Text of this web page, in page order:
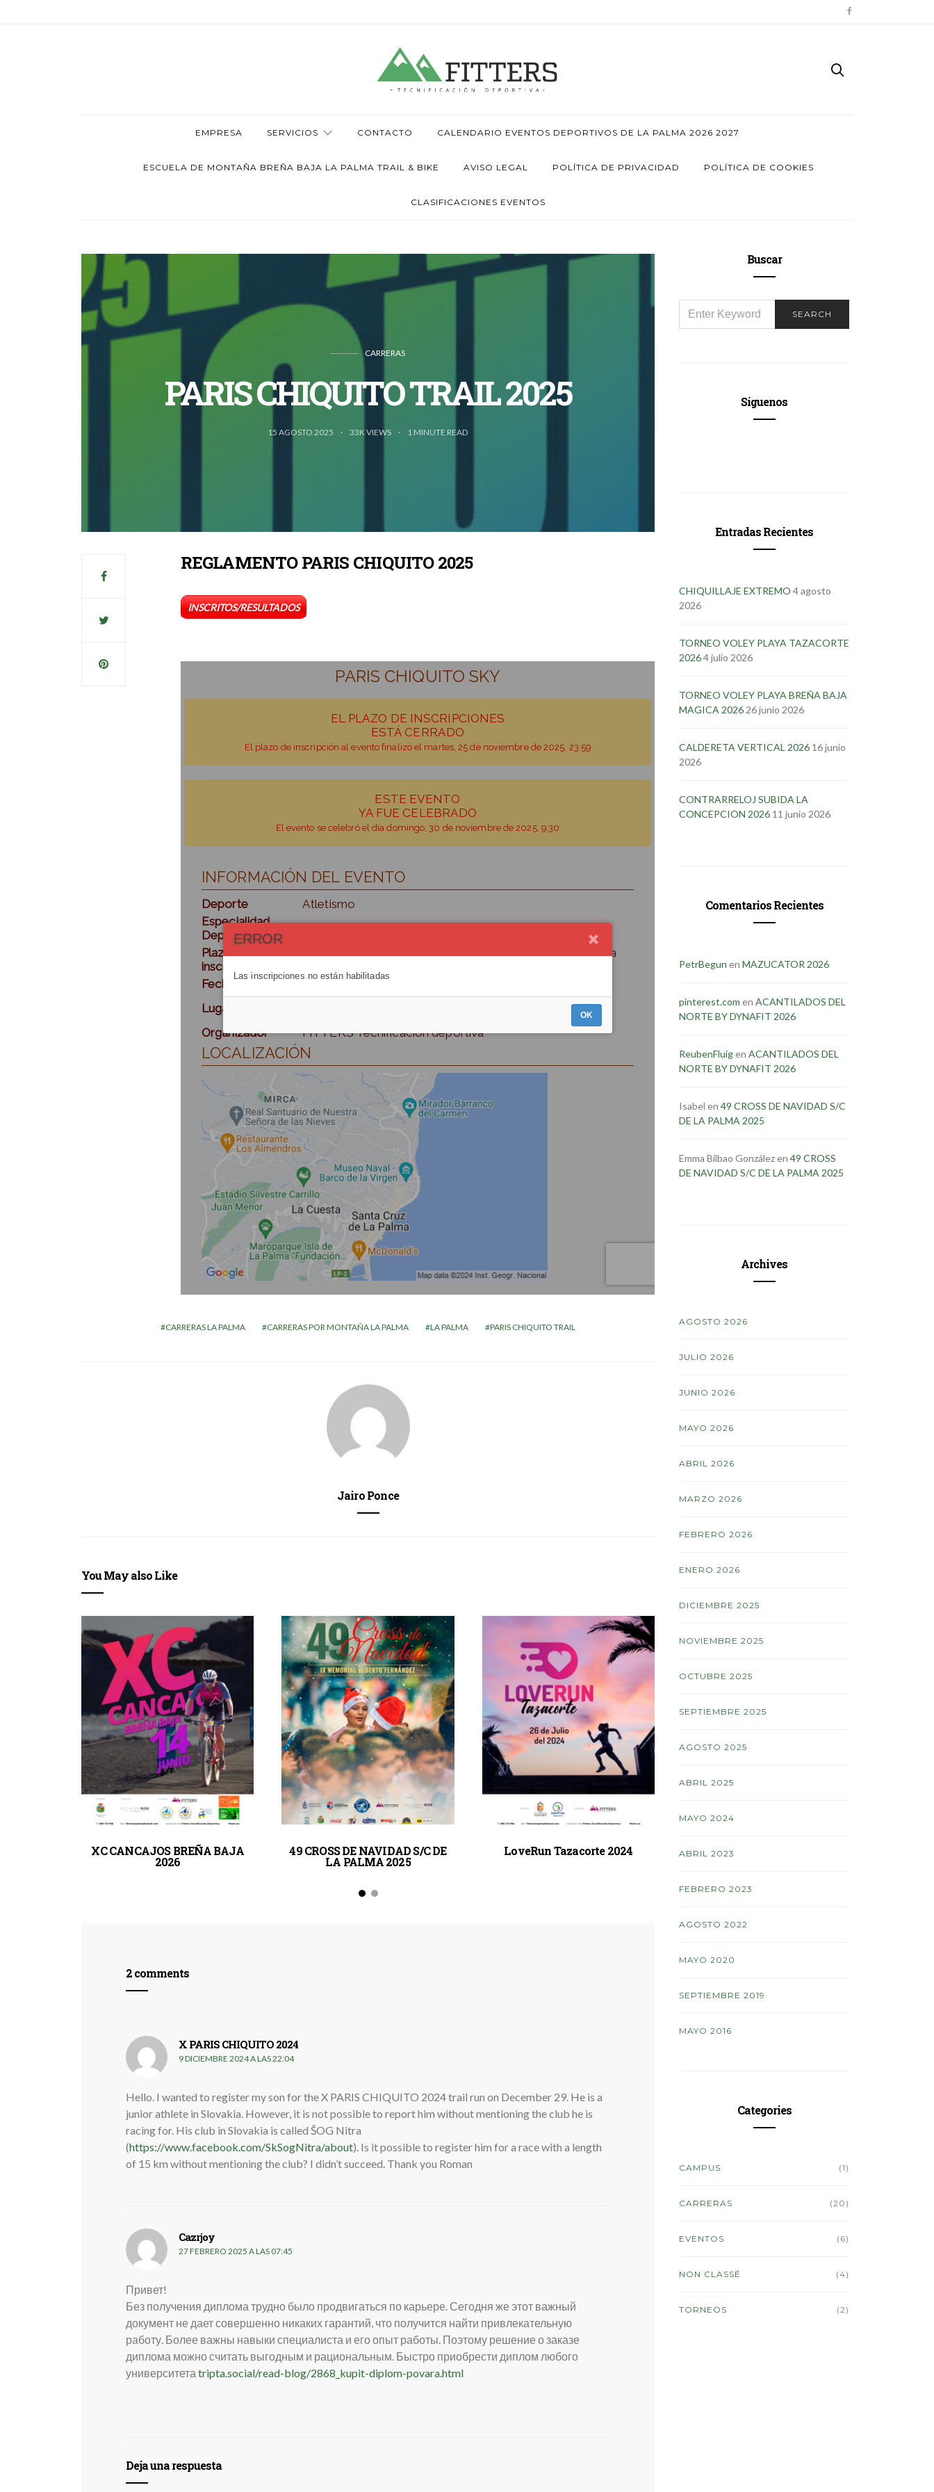
EMPRESA SERVICIOS CONTACTO CALENDARIO EVENTOS DEPORTIVOS DE LA PALMA 2026 2027
ESCUELA DE MONTAÑA BREÑA BAJA LA PALMA TRAIL & BIKE AVISO LEGAL POLÍTICA DE PRIVACIDAD POLÍTICA DE COOKIES
CLASIFICACIONES EVENTOS
CARRERAS
PARIS CHIQUITO TRAIL 2025
15 AGOSTO 2025 33K VIEWS 1 MINUTE READ
REGLAMENTO PARIS CHIQUITO 2025
INSCRITOS/RESULTADOS
CARRERAS LA PALMA CARRERAS POR MONTAÑA LA PALMA LA PALMA PARIS CHIQUITO TRAIL
Jairo Ponce
You May also Like
XC CANCAJOS BREÑA BAJA
2026
49 CROSS DE NAVIDAD S/C DE
LA PALMA 2025
LoveRun Tazacorte 2024 SWIM-SILVESTRE
2 comments
X PARIS CHIQUITO 2024
9 DICIEMBRE 2024 A LAS 22:04
Hello. I wanted to register my son for the X PARIS CHIQUITO 2024 trail run on December 29. He is a
junior athlete in Slovakia. However, it is not possible to report him without mentioning the club he is
racing for. His club in Slovakia is called ŠOG Nitra
(https://www.facebook.com/SkSogNitra/about). Is it possible to register him for a race with a length
of 15 km without mentioning the club? I didn’t succeed. Thank you Roman
Cazrjoy
27 FEBRERO 2025 A LAS 07:45
Привет!
Без получения диплома трудно было продвигаться по карьере. Сегодня же этот важный
документ не дает совершенно никаких гарантий, что получится найти привлекательную
работу. Более важны навыки специалиста и его опыт работы. Поэтому решение о заказе
диплома можно считать выгодным и рациональным. Быстро приобрести диплом любого
университета tripta.social/read-blog/2868_kupit-diplom-povara.html
Deja una respuesta
Buscar
FOR:
SEARCH
Síguenos
Entradas Recientes
CHIQUILLAJE EXTREMO 4 agosto
2026
TORNEO VOLEY PLAYA TAZACORTE
20264 julio 2026
TORNEO VOLEY PLAYA BREÑA BAJA
MAGICA 2026 26 junio 2026
CALDERETA VERTICAL 2026 16 junio
2026
CONTRARRELOJ SUBIDA LA
CONCEPCION 2026 11 junio 2026
Comentarios Recientes
PetrBegun en MAZUCATOR 2026
pinterest.com en ACANTILADOS DEL
NORTE BY DYNAFIT 2026
ReubenFluigen ACANTILADOS DEL
NORTE BY DYNAFIT 2026
Isabel en 49 CROSS DE NAVIDAD S/C
DE LA PALMA 2025
Emma Bilbao Gonzálezen 49 CROSS
DE NAVIDAD S/C DE LA PALMA 2025
Archives
AGOSTO 2026
JULIO 2026
JUNIO 2026
MAYO 2026
ABRIL 2026
MARZO 2026
FEBRERO 2026
ENERO 2026
DICIEMBRE 2025
NOVIEMBRE 2025
OCTUBRE 2025
SEPTIEMBRE 2025
AGOSTO 2025
ABRIL 2025
MAYO 2024
ABRIL 2023
FEBRERO 2023
AGOSTO 2022
MAYO 2020
SEPTIEMBRE 2019
MAYO 2016
Categories
CAMPUS (1)
CARRERAS (20)
EVENTOS (6)
NON CLASSÉ (4)
TORNEOS (2)